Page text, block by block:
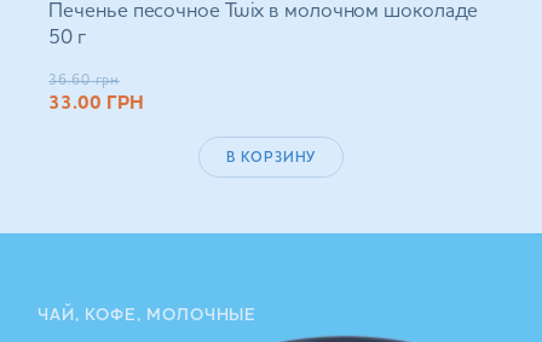
Печенье песочное Twix в молочном шоколаде
50 г
36.60 грн
33.00 ГРН
В КОРЗИНУ
ЧАЙ, КОФЕ, МОЛОЧНЫЕ